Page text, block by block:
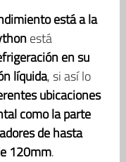
está a la
está
en su
líquida, si así lo
ubicaciones
como la parte
de hasta
120mm.